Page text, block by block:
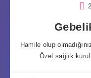
Hamile olup
Özel sağlık